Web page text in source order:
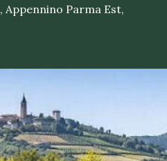
, Appennino Parma Est,